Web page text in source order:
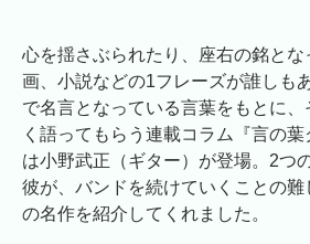
心を揺さぶられたり、座右の銘とな
画、小説などの1フレーズが誰しも
で名言となっている言葉をもとに
く語ってもらう連載コラム『言の
は小野武正（ギター）が登場。2つ
彼が、バンドを続けていくことの
の名作を紹介してくれました。